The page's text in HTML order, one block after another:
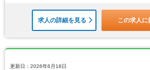
求人の詳細を見る この求人に
更新日：2026年6月18日